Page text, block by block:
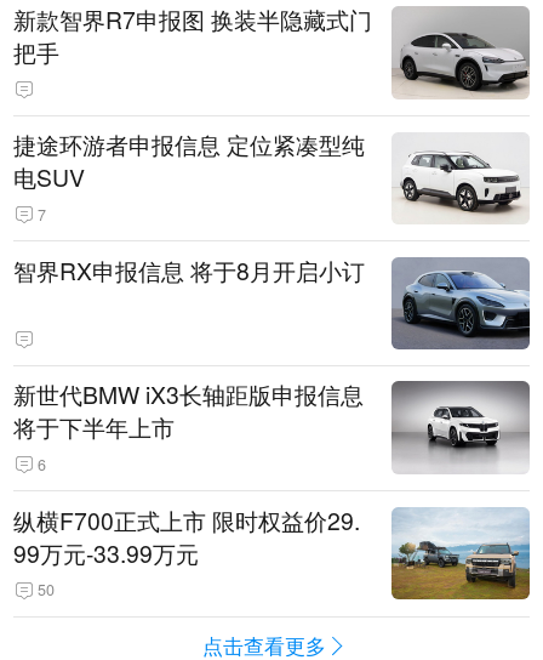
新款智界R7申报图 换装半隐藏式门
把手
捷途环游者申报信息 定位紧凑型纯
电SUV
7
智界RX申报信息 将于8月开启小订
新世代BMW iX3长轴距版申报信息
将于下半年上市
6
纵横F700正式上市 限时权益价29.
99万元-33.99万元
50
点击查看更多